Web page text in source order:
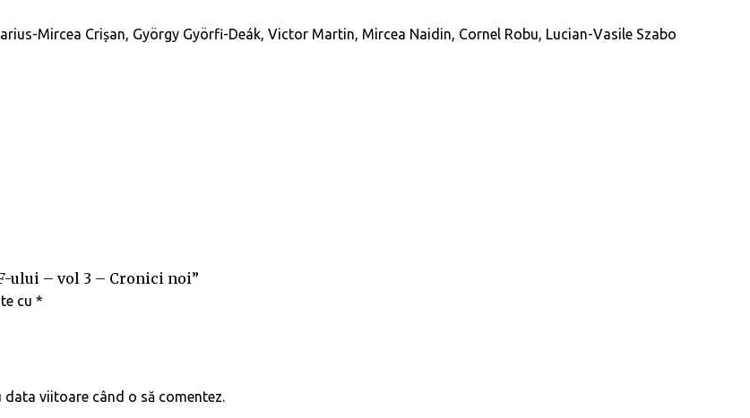
Mircea Crișan, György Györfi-Deák, Victor Martin, Mircea Naidin, Cornel Robu, Lucian-Vasile Szabo
ului – vol 3 – Cronici noi”
cu *
data viitoare când o să comentez.